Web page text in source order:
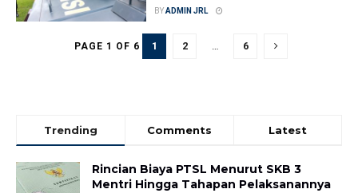
BYADMIN JRL
PAGE 1 OF 6 1 2 … 6
Trending Comments Latest
Rincian Biaya PTSL Menurut SKB 3
Mentri Hingga Tahapan Pelaksanannya